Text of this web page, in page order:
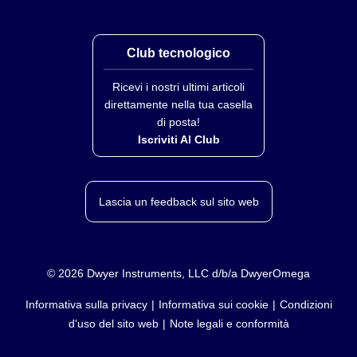
Club tecnologico
Ricevi i nostri ultimi articoli
direttamente nella tua casella
di posta!
Iscriviti Al Club
Lascia un feedback sul sito web
© 2026 Dwyer Instruments, LLC d/b/a DwyerOmega
Informativa sulla privacy Informativa sui cookie
Condizioni
d'uso del sito web
Note legali e conformità